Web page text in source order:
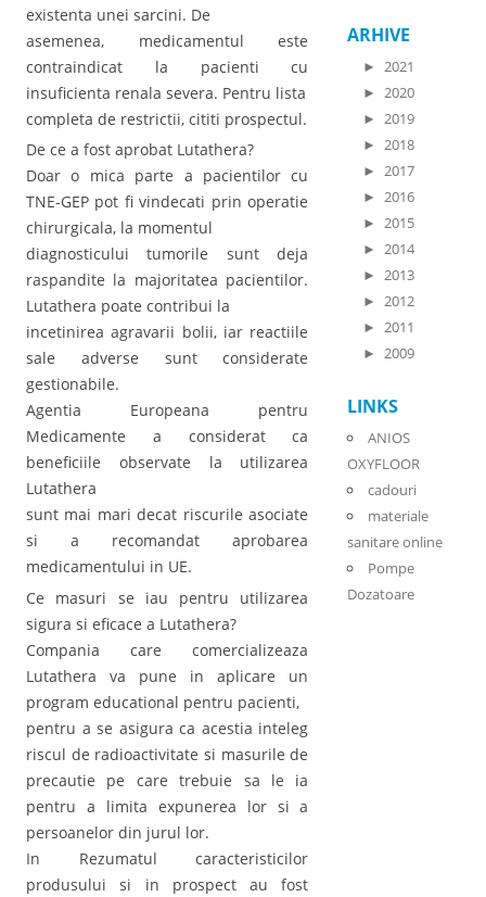
existenta unei sarcini. De
asemenea, medicamentul este
contraindicat la pacienti cu
insuficienta renala severa. Pentru lista
completa de restrictii, cititi prospectul.
De ce a fost aprobat Lutathera?
Doar o mica parte a pacientilor cu
TNE-GEP pot fi vindecati prin operatie
chirurgicala, la momentul
diagnosticului tumorile sunt deja
raspandite la majoritatea pacientilor.
Lutathera poate contribui la
incetinirea agravarii bolii, iar reactiile
sale adverse sunt considerate
gestionabile.
Agentia Europeana pentru
Medicamente a considerat ca
beneficiile observate la utilizarea
Lutathera
sunt mai mari decat riscurile asociate
si a recomandat aprobarea
medicamentului in UE.
Ce masuri se iau pentru utilizarea
sigura si eficace a Lutathera?
Compania care comercializeaza
Lutathera va pune in aplicare un
program educational pentru pacienti,
pentru a se asigura ca acestia inteleg
riscul de radioactivitate si masurile de
precautie pe care trebuie sa le ia
pentru a limita expunerea lor si a
persoanelor din jurul lor.
In Rezumatul caracteristicilor
produsului si in prospect au fost
ARHIVE
► 2021
► 2020
► 2019
► 2018
► 2017
► 2016
► 2015
► 2014
► 2013
► 2012
► 2011
► 2009
LINKS
ANIOS
OXYFLOOR
cadouri
materiale
sanitare online
Pompe
Dozatoare